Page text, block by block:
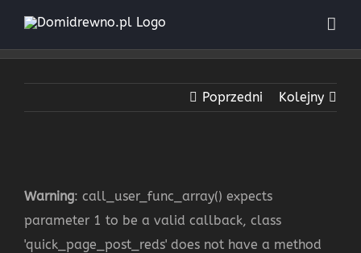
zawartości
Poprzedni Kolejny
Warning: call_user_func_array() expects
parameter 1 to be a valid callback, class
'quick_page_post_reds' does not have a method